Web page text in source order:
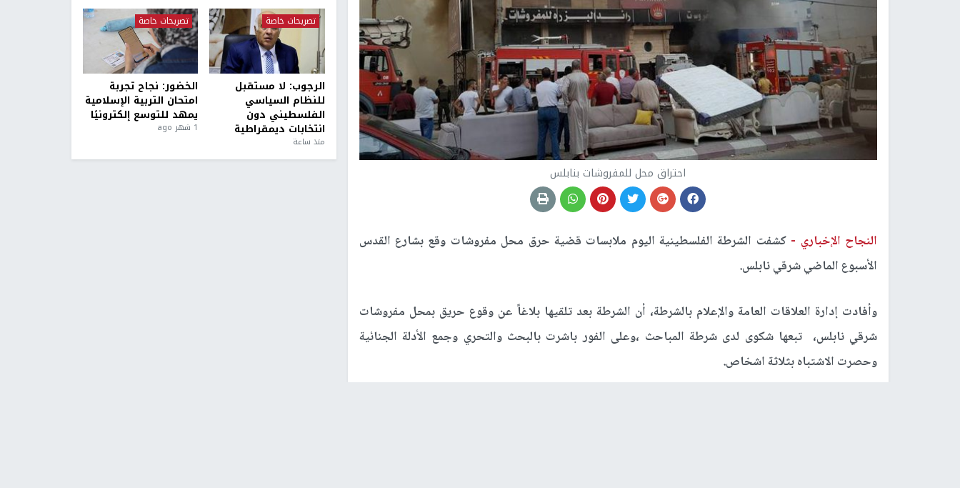
احتراق محل للمفروشات بنابلس
النجاح الإخباري -كشفت الشرطة الفلسطينية اليوم ملابسات قضية حرق محل مفروشات وقع بشارع القدس
الأسبوع الماضي شرقي نابلس.
وأفادت إدارة العلاقات العامة والإعلام بالشرطة، أن الشرطة بعد تلقيها بلاغاً عن وقوع حريق بمحل مفروشات
شرقي نابلس، تبعها شكوى لدى شرطة المباحث ،وعلى الفور باشرت بالبحث والتحري وجمع الأدلة الجنائية
وحصرت الاشتباه بثلاثة اشخاص.
تصريحات خاصة
الرجوب: لا مستقبل
للنظام السياسي
الفلسطيني دون
انتخابات ديمقراطية
منذ ساعة
تصريحات خاصة
الخضور: نجاح تجربة
امتحان التربية الإسلامية
يمهد للتوسع إلكترونيًا
1 شهر ago